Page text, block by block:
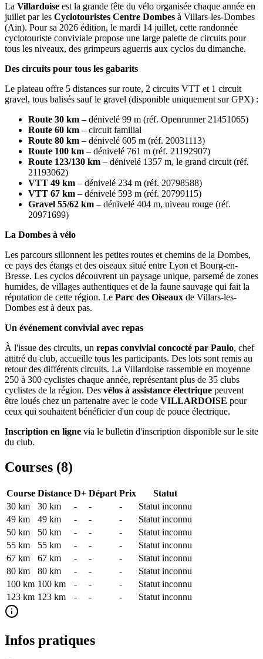
La Villardoise est la grande fête du vélo organisée chaque année en
juillet par les Cyclotouristes Centre Dombes à Villars-les-Dombes
(Ain). Pour sa 2026 édition, le mardi 14 juillet, cette randonnée
cyclotouriste conviviale propose une large palette de circuits pour
tous les niveaux, des grimpeurs aguerris aux cyclos du dimanche.
Des circuits pour tous les gabarits
Le plateau offre 5 distances sur route, 2 circuits VTT et 1 circuit
gravel, tous balisés sauf le gravel (disponible uniquement sur GPX) :
Route 30 km – dénivelé 99 m (réf. Openrunner 21451065)
Route 60 km – circuit familial
Route 80 km – dénivelé 605 m (réf. 20031113)
Route 100 km – dénivelé 761 m (réf. 21192907)
Route 123/130 km – dénivelé 1357 m, le grand circuit (réf.
21193062)
VTT 49 km – dénivelé 234 m (réf. 20798588)
VTT 67 km – dénivelé 593 m (réf. 20799115)
Gravel 55/62 km – dénivelé 404 m, niveau rouge (réf.
20971699)
La Dombes à vélo
Les parcours sillonnent les petites routes et chemins de la Dombes,
ce pays des étangs et des oiseaux situé entre Lyon et Bourg-en-
Bresse. Les cyclos découvrent un paysage unique, parsemé de zones
humides, de villages authentiques et de la faune sauvage qui fait la
réputation de cette région. Le Parc des Oiseaux de Villars-les-
Dombes est à deux pas.
Un événement convivial avec repas
À l'issue des circuits, un repas convivial concocté par Paulo, chef
attitré du club, accueille tous les participants. Des lots sont remis au
retour des différents circuits. La Villardoise rassemble en moyenne
250 à 300 cyclistes chaque année, représentant plus de 35 clubs
cyclistes de la région. Des vélos à assistance électrique peuvent
être loués chez un partenaire avec le code VILLARDOISE pour
ceux qui souhaitent bénéficier d'un coup de pouce électrique.
Inscription en ligne via le bulletin d'inscription disponible sur le site
du club.
Courses (8)
Course Distance D+ Départ Prix
Statut
30 km
30 km - - -
Statut inconnu
49 km
49 km - - -
Statut inconnu
50 km
50 km - - -
Statut inconnu
55 km
55 km - - -
Statut inconnu
67 km
67 km - - -
Statut inconnu
80 km
80 km - - -
Statut inconnu
100 km 100 km - - -
Statut inconnu
123 km 123 km - - - Statut inconnu
Infos pratiques